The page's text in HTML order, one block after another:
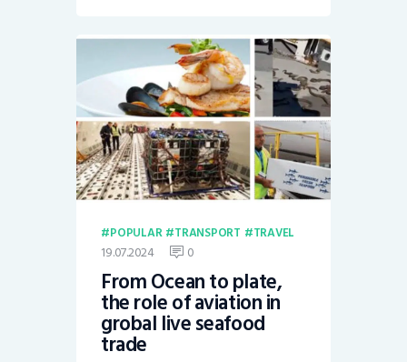
POPULAR TRANSPORT TRAVEL
19.07.2024 0
From Ocean to plate,
the role of aviation in
grobal live seafood
trade